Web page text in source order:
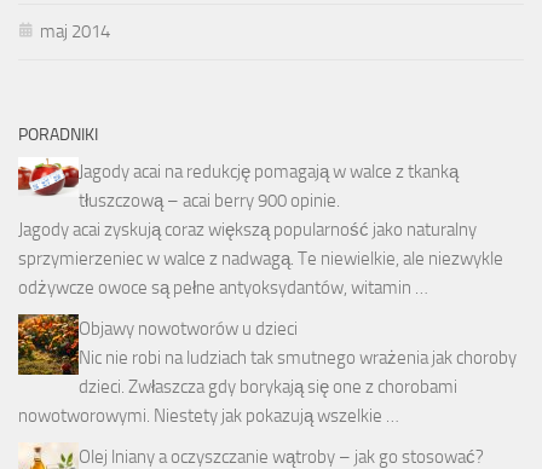
maj 2014
PORADNIKI
Jagody acai na redukcję pomagają w walce z tkanką
tłuszczową – acai berry 900 opinie.
Jagody acai zyskują coraz większą popularność jako naturalny
sprzymierzeniec w walce z nadwagą. Te niewielkie, ale niezwykle
odżywcze owoce są pełne antyoksydantów, witamin …
Objawy nowotworów u dzieci
Nic nie robi na ludziach tak smutnego wrażenia jak choroby
dzieci. Zwłaszcza gdy borykają się one z chorobami
nowotworowymi. Niestety jak pokazują wszelkie …
Olej lniany a oczyszczanie wątroby – jak go stosować?